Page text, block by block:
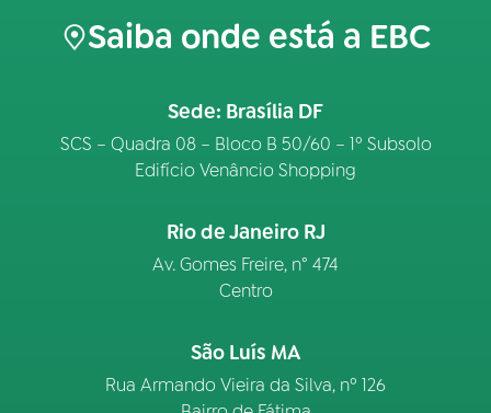
Saiba onde está a EBC
Sede: Brasília DF
SCS – Quadra 08 – Bloco B 50/60 – 1º Subsolo
Edifício Venâncio Shopping
Rio de Janeiro RJ
Av. Gomes Freire, n° 474
Centro
São Luís MA
Rua Armando Vieira da Silva, nº 126